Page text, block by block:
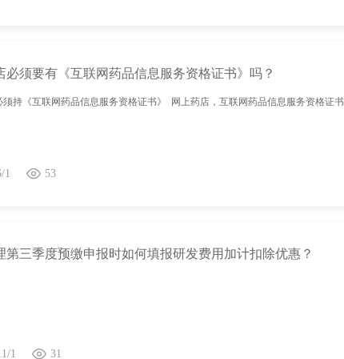
必须要有《互联网药品信息服务资格证书》吗？
须持《互联网药品信息服务资格证书》 网上药店，互联网药品信息服务资格证书
1 53
第三季度预缴申报时如何填报研发费用加计扣除优惠？
1 31